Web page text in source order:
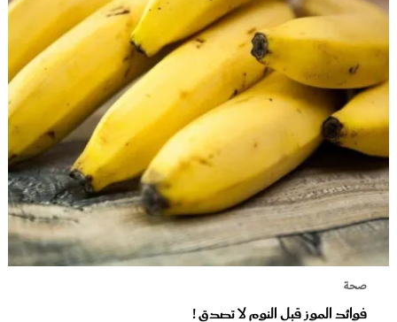
صحة
فوائد الموز قبل النوم لا تصدق !